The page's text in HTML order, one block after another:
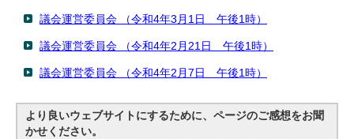
議会運営委員会 （令和4年3月1日 午後1時）
議会運営委員会 （令和4年2月21日 午後1時）
議会運営委員会 （令和4年2月7日 午後1時）
より良いウェブサイトにするために、ページのご感想をお聞
かせください。